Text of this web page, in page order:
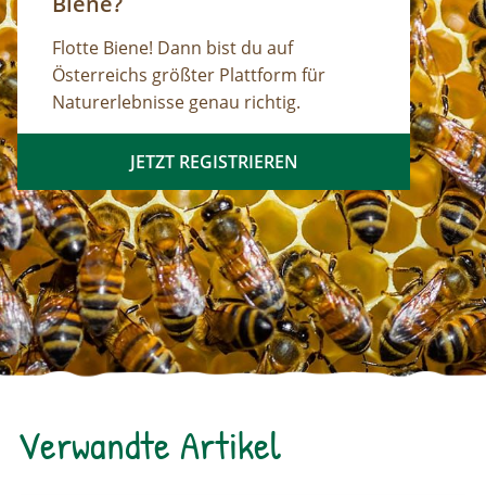
Flotte Biene! Dann bist du auf
Österreichs größter Plattform für
Naturerlebnisse genau richtig.
JETZT REGISTRIEREN
Verwandte Artikel